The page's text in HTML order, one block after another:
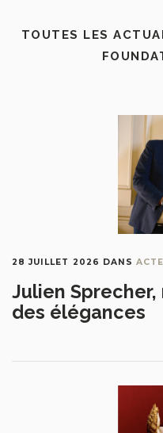
TOUTES LES
28 JUILLET 2026 DANS
Julien
des élégances